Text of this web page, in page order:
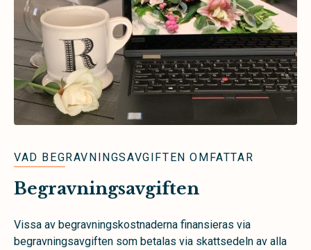
VAD BEGRAVNINGSAVGIFTEN OMFATTAR
Begravningsavgiften
Vissa av begravningskostnaderna finansieras via
begravningsavgiften som betalas via skattsedeln av alla